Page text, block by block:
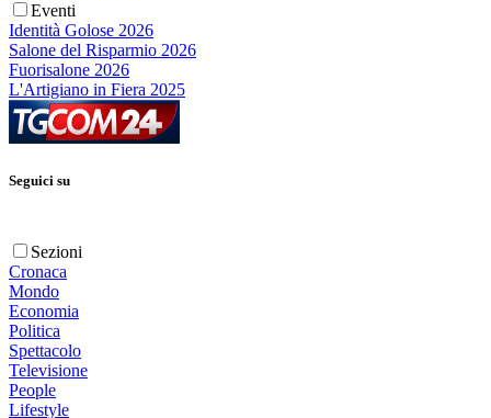
Eventi
Identità Golose 2026
Salone del Risparmio 2026
Fuorisalone 2026
L'Artigiano in Fiera 2025
Seguici su
Sezioni
Cronaca
Mondo
Economia
Politica
Spettacolo
Televisione
People
Lifestyle